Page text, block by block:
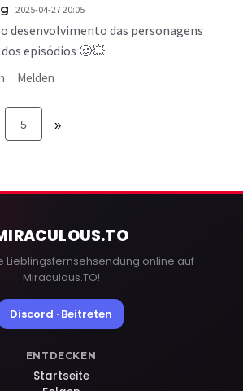
2025-04-27 20:05
desenvolvimento das personagens
episódios 🥴💥
Melden
5 »
.TO
Lieblingsfernsehsendung online auf
Miraculous.TO!
Discord · Beitreten
ENTDECKEN
Startseite